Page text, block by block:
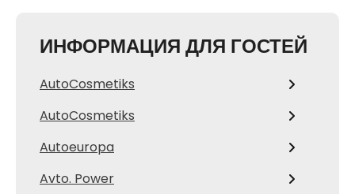
ИНФОРМАЦИЯ ДЛЯ ГОСТЕЙ
AutoCosmetiks
AutoCosmetiks
Autoeuropa
Avto. Power